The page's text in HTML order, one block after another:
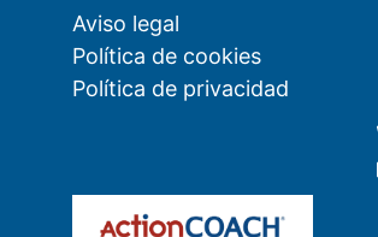
Aviso legal
Política de cookies
Política de privacidad